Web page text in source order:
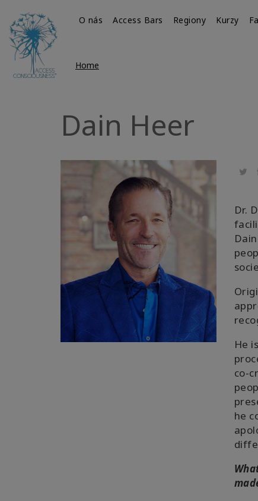
O nás Access Bars Regiony Kurzy
Home
Dain Heer
Dr.
He
co-
he